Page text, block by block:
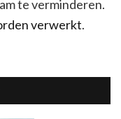
te verminderen.
verwerkt.